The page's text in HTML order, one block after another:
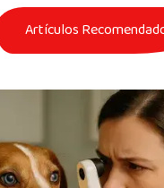
Artículos